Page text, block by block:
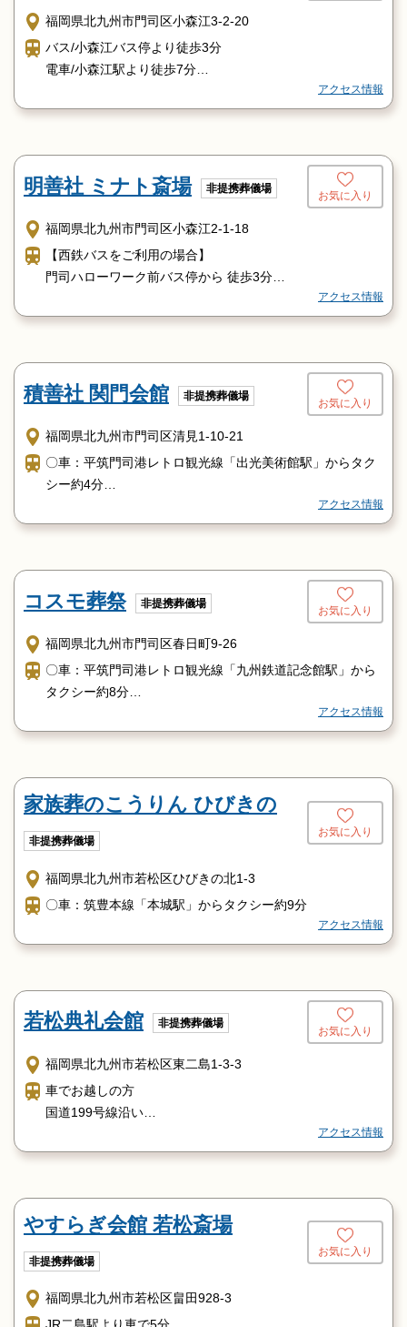
福岡県北九州市門司区小森江3-2-20
バス/小森江バス停より徒歩3分
電車/小森江駅より徒歩7分
車/国道3号線小森江3丁目交差点よりトヨタカローラ側に曲
がって100ｍ程で当斎場です。
アクセス情報
明善社 ミナト斎場 非提携葬儀場
お気に入り
福岡県北九州市門司区小森江2-1-18
【西鉄バスをご利用の場合】
門司ハローワーク前バス停から 徒歩3分
鹿児島本線 門司駅から タクシーで約8分 鹿児島本線 小森
【お車をご利用の場合】
北九州都市高速道路：大里出口で降りて約10分
アクセス情報
積善社 関門会館 非提携葬儀場
お気に入り
福岡県北九州市門司区清見1-10-21
〇車：平筑門司港レトロ観光線「出光美術館駅」からタク
シー約4分
車/九州道門司港インターから3分
アクセス情報
コスモ葬祭 非提携葬儀場
お気に入り
福岡県北九州市門司区春日町9-26
〇車：平筑門司港レトロ観光線「九州鉄道記念館駅」から
タクシー約8分
インター降りて１分
アクセス情報
家族葬のこうりん ひびきの
非提携葬儀場
お気に入り
福岡県北九州市若松区ひびきの北1-3
〇車：筑豊本線「本城駅」からタクシー約9分
アクセス情報
若松典礼会館 非提携葬儀場
お気に入り
福岡県北九州市若松区東二島1-3-3
車でお越しの方
国道199号線沿い
若松イオンより若松駅方面に向かい 約3分
JR筑豊本線・奥洞海駅より二島方面に向かい 徒歩5分
二島駅からは、バスかタクシーをご利用ください。
北九州市営バス・道岸（どうぎし）バス停前下車若松駅方
アクセス情報
やすらぎ会館 若松斎場
非提携葬儀場
お気に入り
福岡県北九州市若松区畠田928-3